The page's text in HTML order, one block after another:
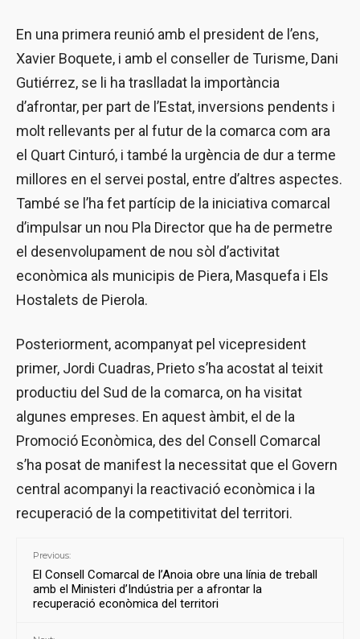
En una primera reunió amb el president de l’ens,
Xavier Boquete, i amb el conseller de Turisme, Dani
Gutiérrez, se li ha traslladat la importància
d’afrontar, per part de l’Estat, inversions pendents i
molt rellevants per al futur de la comarca com ara
el Quart Cinturó, i també la urgència de dur a terme
millores en el servei postal, entre d’altres aspectes.
També se l’ha fet partícip de la iniciativa comarcal
d’impulsar un nou Pla Director que ha de permetre
el desenvolupament de nou sòl d’activitat
econòmica als municipis de Piera, Masquefa i Els
Hostalets de Pierola.
Posteriorment, acompanyat pel vicepresident
primer, Jordi Cuadras, Prieto s’ha acostat al teixit
productiu del Sud de la comarca, on ha visitat
algunes empreses. En aquest àmbit, el de la
Promoció Econòmica, des del Consell Comarcal
s’ha posat de manifest la necessitat que el Govern
central acompanyi la reactivació econòmica i la
recuperació de la competitivitat del territori.
Previous:
El Consell Comarcal de l’Anoia obre una línia de treball
amb el Ministeri d’Indústria per a afrontar la
recuperació econòmica del territori